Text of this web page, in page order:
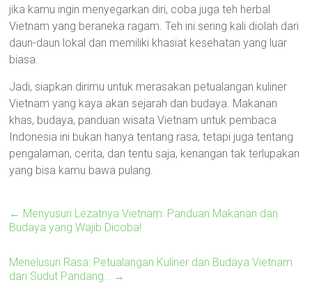
jika kamu ingin menyegarkan diri, coba juga teh herbal
Vietnam yang beraneka ragam. Teh ini sering kali diolah dari
daun-daun lokal dan memiliki khasiat kesehatan yang luar
biasa.
Jadi, siapkan dirimu untuk merasakan petualangan kuliner
Vietnam yang kaya akan sejarah dan budaya. Makanan
khas, budaya, panduan wisata Vietnam untuk pembaca
Indonesia ini bukan hanya tentang rasa, tetapi juga tentang
pengalaman, cerita, dan tentu saja, kenangan tak terlupakan
yang bisa kamu bawa pulang.
← Menyusuri Lezatnya Vietnam: Panduan Makanan dan
Budaya yang Wajib Dicoba!
Menelusuri Rasa: Petualangan Kuliner dan Budaya Vietnam
dari Sudut Pandang… →